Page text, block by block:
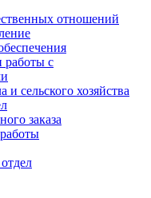
отношений
работы с
и сельского хозяйства
заказа